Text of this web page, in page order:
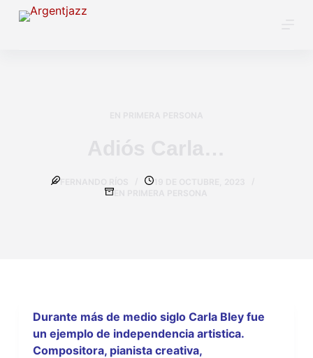
Durante más de medio siglo Carla Bley fue
un ejemplo de independencia artistica.
Compositora, pianista creativa,